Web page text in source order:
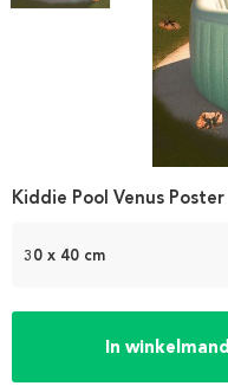
30 x 40 cm
In winkelmand
Kiddie Pool Venus Poster